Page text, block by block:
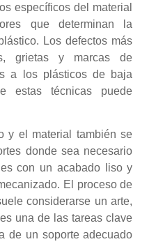
específicos del material
que determinan la
Los defectos más
grietas y marcas de
a los plásticos de baja
estas técnicas puede
y el material también se
donde sea necesario
con un acabado liso y
El proceso de
considerarse un arte,
una de las tareas clave
de un soporte adecuado